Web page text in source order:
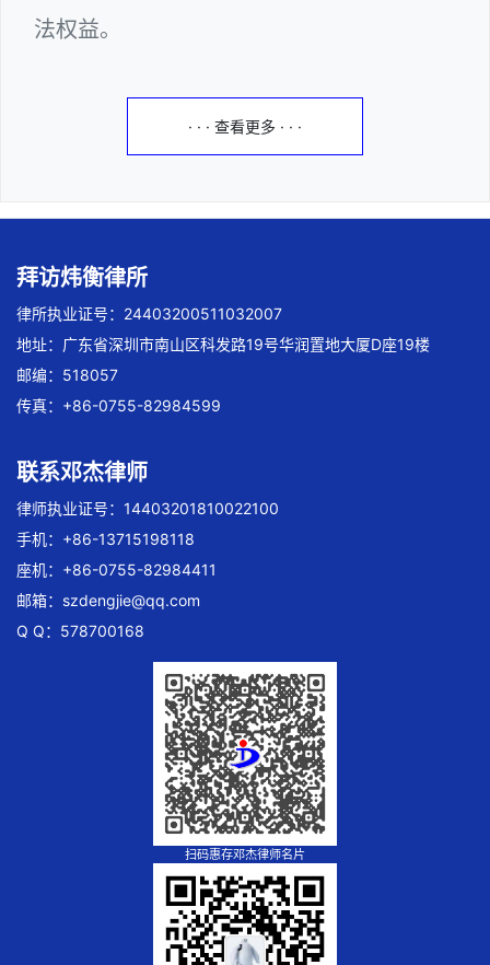
法权益。
· · · 查看更多 · · ·
拜访炜衡律所
律所执业证号：24403200511032007
地址：广东省深圳市南山区科发路19号华润置地大厦D座19楼
邮编：518057
传真：+86-0755-82984599
联系邓杰律师
律师执业证号：14403201810022100
手机：+86-13715198118
座机：+86-0755-82984411
邮箱： szdengjie@qq.com
Q Q：578700168
扫码惠存邓杰律师名片